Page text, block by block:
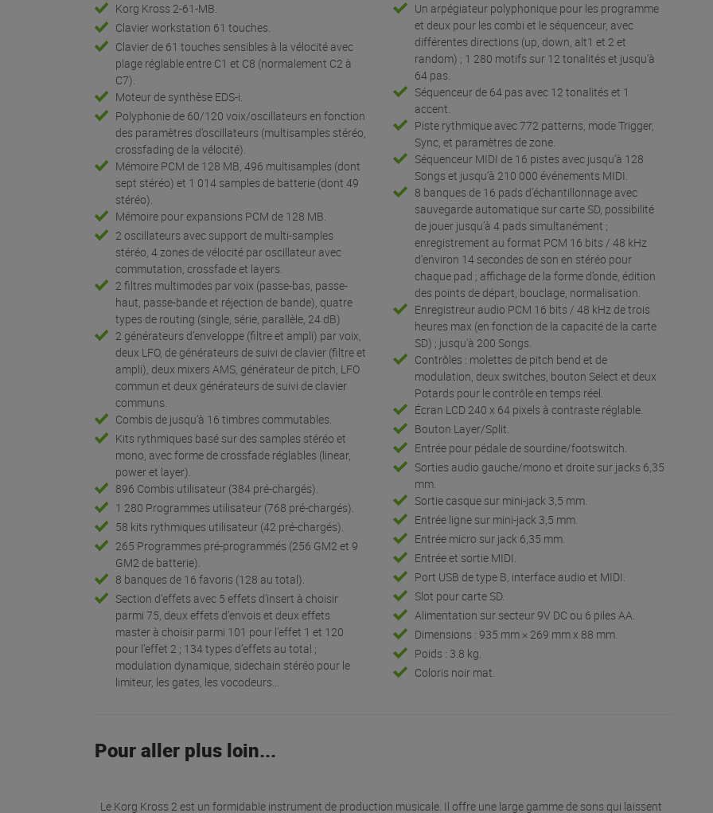
Korg Kross 2-61-MB.
Clavier workstation 61 touches.
Clavier de 61 touches sensibles à la vélocité avec
plage réglable entre C1 et C8 (normalement C2 à
C7).
Moteur de synthèse EDS-i.
Polyphonie de 60/120 voix/oscillateurs en fonction
des paramètres d’oscillateurs (multisamples stéréo,
crossfading de la vélocité).
Mémoire PCM de 128 MB, 496 multisamples (dont
sept stéréo) et 1 014 samples de batterie (dont 49
stéréo).
Mémoire pour expansions PCM de 128 MB.
2 oscillateurs avec support de multi-samples
stéréo, 4 zones de vélocité par oscillateur avec
commutation, crossfade et layers.
2 filtres multimodes par voix (passe-bas, passe-
haut, passe-bande et réjection de bande), quatre
types de routing (single, série, parallèle, 24 dB)
2 générateurs d’enveloppe (filtre et ampli) par voix,
deux LFO, de générateurs de suivi de clavier (filtre et
ampli), deux mixers AMS, générateur de pitch, LFO
commun et deux générateurs de suivi de clavier
communs.
Combis de jusqu’à 16 timbres commutables.
Kits rythmiques basé sur des samples stéréo et
mono, avec forme de crossfade réglables (linear,
power et layer).
896 Combis utilisateur (384 pré-chargés).
1 280 Programmes utilisateur (768 pré-chargés).
58 kits rythmiques utilisateur (42 pré-chargés).
265 Programmes pré-programmés (256 GM2 et 9
GM2 de batterie).
8 banques de 16 favoris (128 au total).
Section d’effets avec 5 effets d’insert à choisir
parmi 75, deux effets d’envois et deux effets
master à choisir parmi 101 pour l’effet 1 et 120
pour l’effet 2 ; 134 types d’effets au total ;
modulation dynamique, sidechain stéréo pour le
limiteur, les gates, les vocodeurs…
Un arpégiateur polyphonique pour les programme
et deux pour les combi et le séquenceur, avec
différentes directions (up, down, alt1 et 2 et
random) ; 1 280 motifs sur 12 tonalités et jusqu’à
64 pas.
Séquenceur de 64 pas avec 12 tonalités et 1
accent.
Piste rythmique avec 772 patterns, mode Trigger,
Sync, et paramètres de zone.
Séquenceur MIDI de 16 pistes avec jusqu’à 128
Songs et jusqu’à 210 000 événements MIDI.
8 banques de 16 pads d’échantillonnage avec
sauvegarde automatique sur carte SD, possibilité
de jouer jusqu’à 4 pads simultanément ;
enregistrement au format PCM 16 bits / 48 kHz
d’environ 14 secondes de son en stéréo pour
chaque pad ; affichage de la forme d’onde, édition
des points de départ, bouclage, normalisation.
Enregistreur audio PCM 16 bits / 48 kHz de trois
heures max (en fonction de la capacité de la carte
SD) ; jusqu’à 200 Songs.
Contrôles : molettes de pitch bend et de
modulation, deux switches, bouton Select et deux
Potards pour le contrôle en temps réel.
Écran LCD 240 x 64 pixels à contraste réglable.
Bouton Layer/Split.
Entrée pour pédale de sourdine/footswitch.
Sorties audio gauche/mono et droite sur jacks 6,35
mm.
Sortie casque sur mini-jack 3,5 mm.
Entrée ligne sur mini-jack 3,5 mm.
Entrée micro sur jack 6,35 mm.
Entrée et sortie MIDI.
Port USB de type B, interface audio et MIDI.
Slot pour carte SD.
Alimentation sur secteur 9V DC ou 6 piles AA.
Dimensions : 935 mm × 269 mm x 88 mm.
Poids : 3.8 kg.
Coloris noir mat.
Pour aller plus loin...
Le Korg Kross 2 est un formidable instrument de production musicale. Il offre une large gamme de sons qui laissent